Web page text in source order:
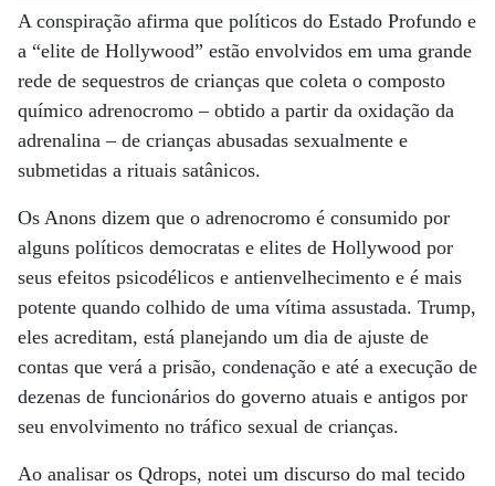
A conspiração afirma que políticos do Estado Profundo e
a “elite de Hollywood” estão envolvidos em uma grande
rede de sequestros de crianças que coleta o composto
químico adrenocromo – obtido a partir da oxidação da
adrenalina – de crianças abusadas sexualmente e
submetidas a rituais satânicos.
Os Anons dizem que o adrenocromo é consumido por
alguns políticos democratas e elites de Hollywood por
seus efeitos psicodélicos e antienvelhecimento e é mais
potente quando colhido de uma vítima assustada. Trump,
eles acreditam, está planejando um dia de ajuste de
contas que verá a prisão, condenação e até a execução de
dezenas de funcionários do governo atuais e antigos por
seu envolvimento no tráfico sexual de crianças.
Ao analisar os Qdrops, notei um discurso do mal tecido